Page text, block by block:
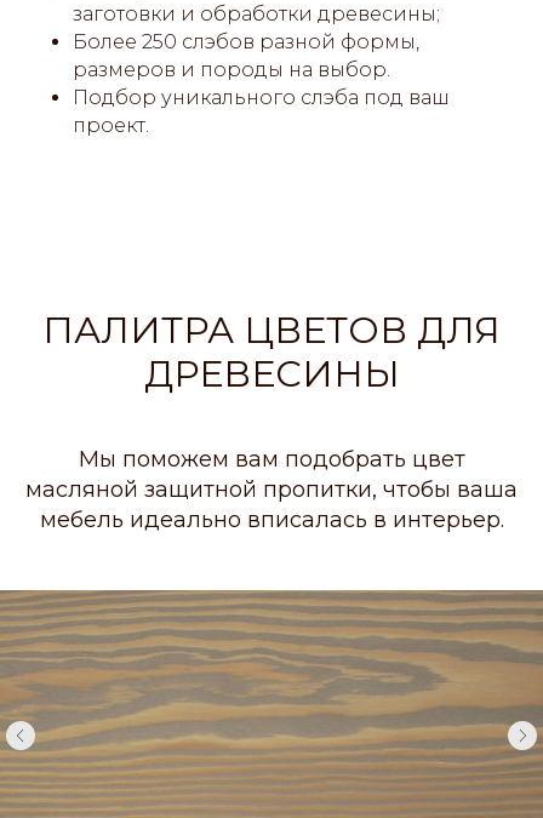
заготовки и обработки древесины;
Более 250 слэбов разной формы,
размеров и породы на выбор.
Подбор уникального слэба под ваш
проект.
ПАЛИТРА ЦВЕТОВ ДЛЯ
ДРЕВЕСИНЫ
Мы поможем вам подобрать цвет
масляной защитной пропитки, чтобы ваша
мебель идеально вписалась в интерьер.